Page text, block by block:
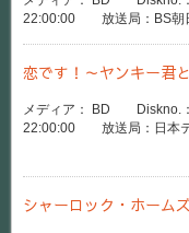
22:00:00 放送局：BS朝
恋です！～ヤンキー君
メディア： BD Diskno.
22:00:00 放送局：日本
シャーロック・ホーム